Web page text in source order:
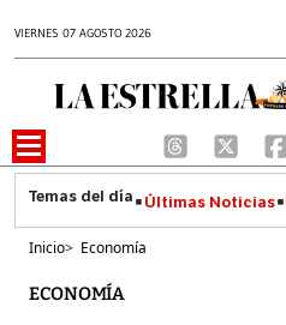
VIERNES 07 AGOSTO 2026
Últimas Noticias
Inicio> Economía
ECONOMÍA